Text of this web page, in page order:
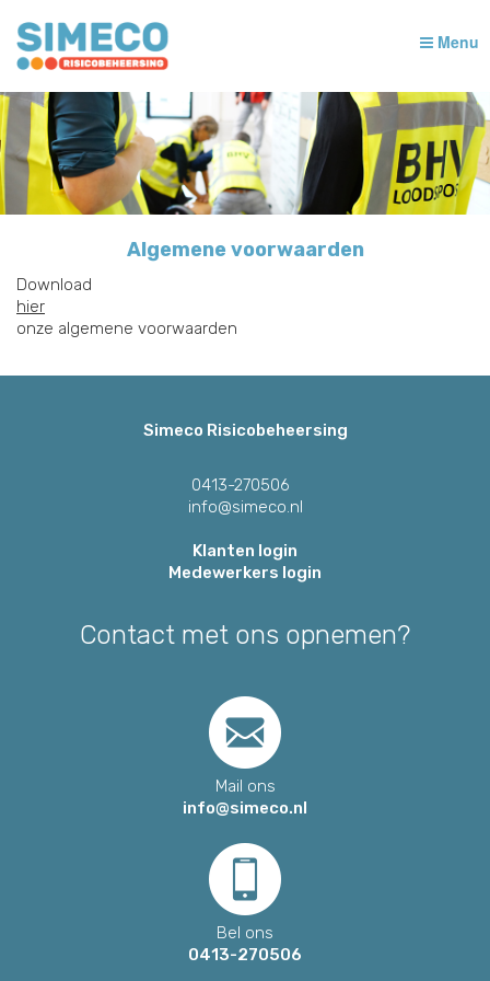
Algemene voorwaarden
Download
hier
onze algemene voorwaarden
Simeco Risicobeheersing
0413-270506
info@simeco.nl
Klanten login
Medewerkers login
Contact met ons opnemen?
Mail ons
info@simeco.nl
Bel ons
0413-270506
Menu